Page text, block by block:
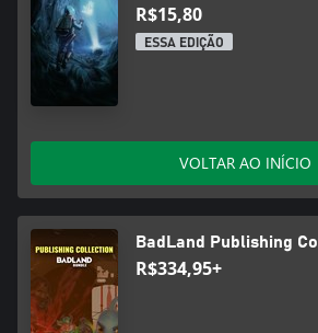
R$15,80
ESSA EDIÇÃO
VOLTAR AO INÍCIO
BadLand Publishing
R$334,95+